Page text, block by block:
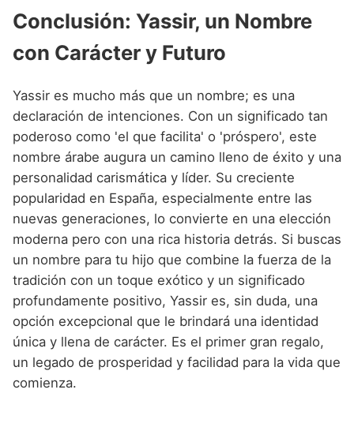
Conclusión: Yassir, un Nombre
con Carácter y Futuro
Yassir es mucho más que un nombre; es una
declaración de intenciones. Con un significado tan
poderoso como 'el que facilita' o 'próspero', este
nombre árabe augura un camino lleno de éxito y una
personalidad carismática y líder. Su creciente
popularidad en España, especialmente entre las
nuevas generaciones, lo convierte en una elección
moderna pero con una rica historia detrás. Si buscas
un nombre para tu hijo que combine la fuerza de la
tradición con un toque exótico y un significado
profundamente positivo, Yassir es, sin duda, una
opción excepcional que le brindará una identidad
única y llena de carácter. Es el primer gran regalo,
un legado de prosperidad y facilidad para la vida que
comienza.